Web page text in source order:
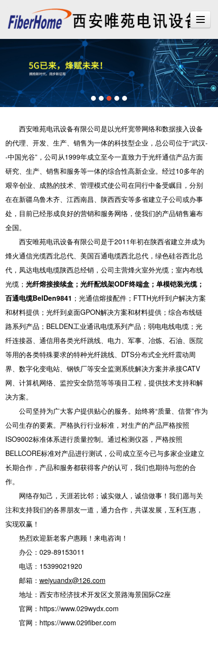
西安唯苑电讯设备有限公司是以光纤宽带网络和数据接入设备
的代理、开发、生产、销售为一体的科技型企业，总公司位于“武汉-
-中国光谷”，公司从1999年成立至今一直致力于光纤通信产品方面
研究、生产、销售和服务等一体的综合性高新企业。经过10多年的
艰辛创业、成熟的技术、管理模式使公司在同行中备受瞩目，分别
在在新疆乌鲁木齐、江西南昌、陕西西安等多省建立子公司或办事
处，目前已经形成良好的营销和服务网络，使我们的产品销售遍布
全国。
西安唯苑电讯设备有限公司是于2011年初在陕西省建立并成为
烽火通信光缆西北总代、美国百通电缆西北总代，绿色硅谷西北总
代，凤达电线电缆陕西总经销，公司主营烽火室外光缆；室内布线
光缆； 光纤熔接接续盒；光纤配线架ODF终端盒；单模铠装光缆；
百通电缆BelDen9841 ；光通信熔接配件；FTTH光纤到户解决方案
和材料提供；光纤到桌面GPON解决方案和材料提供；综合布线链
路系列产品；BELDEN工业通讯电缆系列产品；弱电电线电缆；光
纤连接器、通信用各类光纤跳线、电力、军事、冶炼、石油、医院
等用的各类特殊要求的特种光纤跳线、DTS分布式全光纤震动周
界、数字化变电站、钢铁厂等安全监测系统解决方案并承接CATV
网、计算机网络、监控安全防范等等项目工程，提供技术支持和解
决方案。
公司坚持为广大客户提供贴心的服务。始终将“质量、信誉”作为
公司生存的要素。严格执行行业标准，对生产的产品严格按照
ISO9002标准体系进行质量控制。通过检测仪器，严格按照
BELLCORE标准对产品进行测试，公司成立至今已与多家企业建立
长期合作，产品和服务都获得客户的认可，我们也期待与您的合
作。
网络存知己，天涯若比邻；诚实做人，诚信做事！我们愿与关
注和支持我们的各界朋友一道，通力合作，共谋发展，互利互惠，
实现双赢！
热烈欢迎新老客户惠顾！来电咨询！
办公：029-89153011
电话：15399021920
邮箱： weiyuandx@126.com
地址：西安市经济技术开发区文景路海景国际C2座
官网：https://www.029wydx.com
官网： https://www.029fiber.com